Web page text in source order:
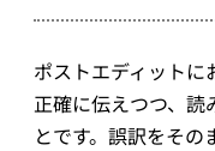
ポストエディットに
正確に伝えつつ、読
とです。誤訳をそ